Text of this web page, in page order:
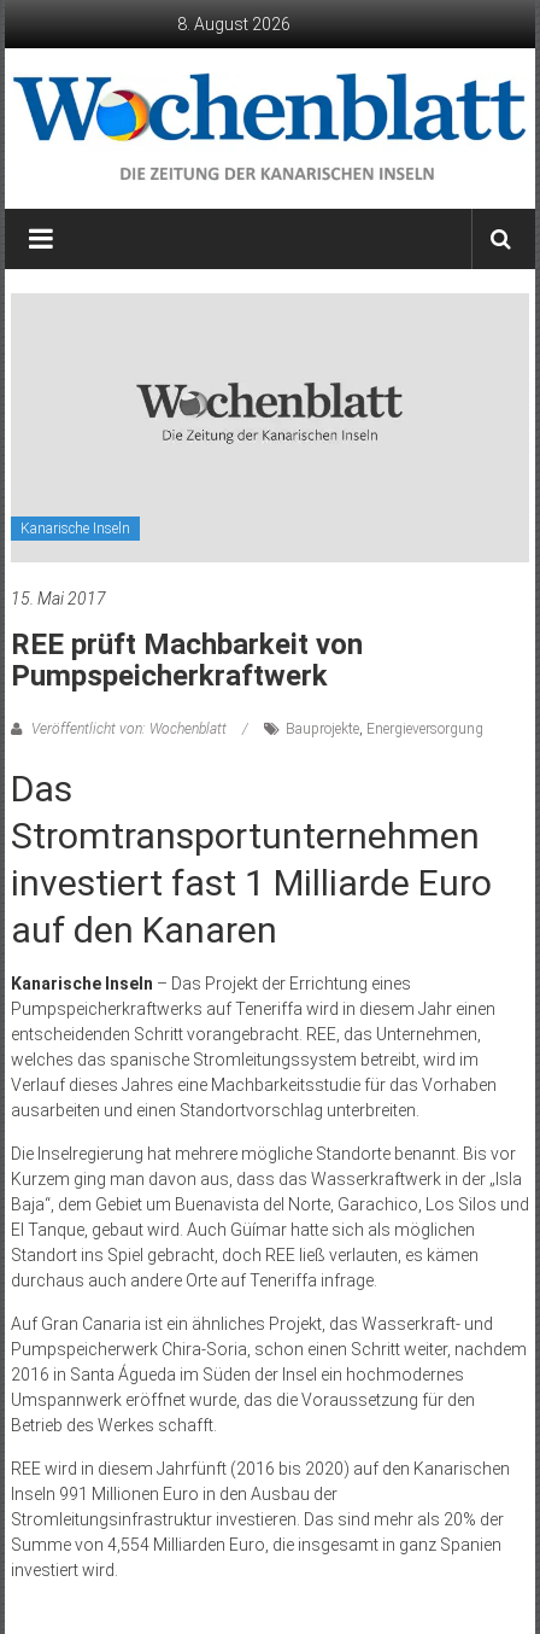
8. August 2026
Wochenblatt
die
Kanarische Inseln
15. Mai 2017
REE prüft Machbarkeit von
Pumpspeicherkraftwerk
Veröffentlicht von: Wochenblatt Bauprojekte, Energieversorgung
Das
Stromtransportunternehmen
investiert fast 1 Milliarde Euro
auf den Kanaren
Kanarische Inseln – Das Projekt der Errichtung eines
Pumpspeicherkraftwerks auf Teneriffa wird in diesem Jahr einen
entscheidenden Schritt vorangebracht. REE, das Unternehmen,
welches das spanische Stromleitungssystem betreibt, wird im
Verlauf dieses Jahres eine Machbarkeitsstudie für das Vorhaben
ausarbeiten und einen Standortvorschlag unterbreiten.
Die Inselregierung hat mehrere mögliche Standorte benannt. Bis vor
Kurzem ging man davon aus, dass das Wasserkraftwerk in der „Isla
Baja“, dem Gebiet um Buenavista del Norte, Garachico, Los Silos und
El Tanque, gebaut wird. Auch Güímar hatte sich als möglichen
Standort ins Spiel gebracht, doch REE ließ verlauten, es kämen
durchaus auch andere Orte auf Teneriffa infrage.
Auf Gran Canaria ist ein ähnliches Projekt, das Wasserkraft- und
Pumpspeicherwerk Chira-Soria, schon einen Schritt weiter, nachdem
2016 in Santa Águeda im Süden der Insel ein hochmodernes
Umspannwerk eröffnet wurde, das die Voraussetzung für den
Betrieb des Werkes schafft.
REE wird in diesem Jahrfünft (2016 bis 2020) auf den Kanarischen
Inseln 991 Millionen Euro in den Ausbau der
Stromleitungsinfrastruktur investieren. Das sind mehr als 20% der
Summe von 4,554 Milliarden Euro, die insgesamt in ganz Spanien
investiert wird.